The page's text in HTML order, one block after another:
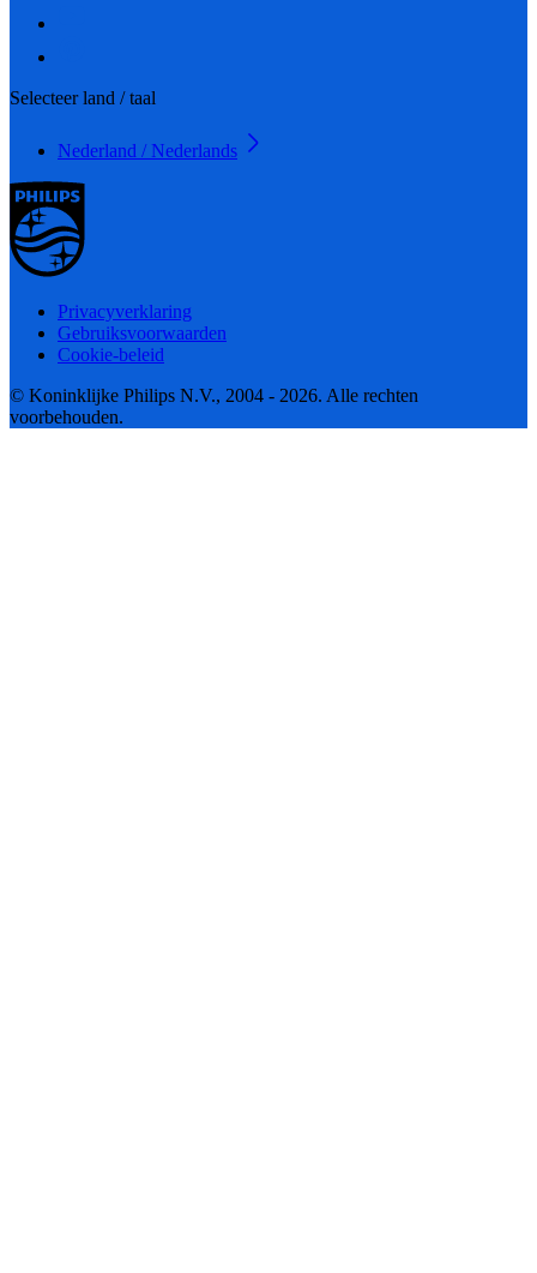
Selecteer land / taal
Nederland / Nederlands
Privacyverklaring
Gebruiksvoorwaarden
Cookie-beleid
© Koninklijke Philips N.V., 2004 - 2026. Alle rechten
voorbehouden.